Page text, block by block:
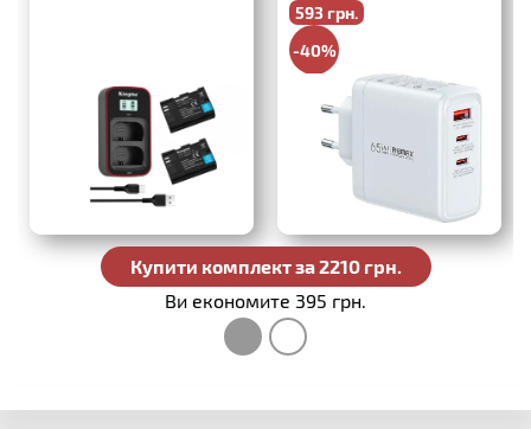
593 грн.
-40%
988 грн.
Купити комплект за 2210 грн.
Ви економите 395 грн.